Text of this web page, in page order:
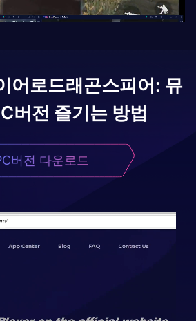
어로드래곤스피어: 뮤
버전 즐기는 방법
버전 다운로드